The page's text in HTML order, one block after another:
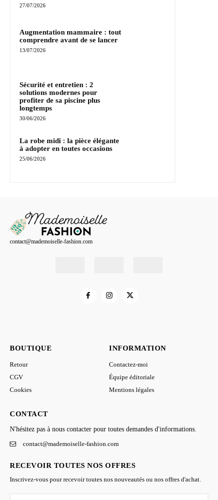
27/07/2026
Augmentation mammaire : tout
comprendre avant de se lancer
13/07/2026
Sécurité et entretien : 2
solutions modernes pour
profiter de sa piscine plus
longtemps
30/06/2026
La robe midi : la pièce élégante
à adopter en toutes occasions
25/06/2026
contact@mademoiselle-fashion.com
BOUTIQUE
Retour
CGV
Cookies
INFORMATION
Contactez-moi
Équipe éditoriale
Mentions légales
CONTACT
N'hésitez pas à nous contacter pour toutes demandes d'informations.
contact@mademoiselle-fashion.com
RECEVOIR TOUTES NOS OFFRES
Inscrivez-vous pour recevoir toutes nos nouveautés ou nos offres d'achat.